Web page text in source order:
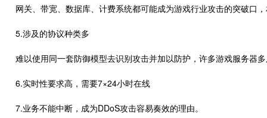
网关、带宽、数据库、计费系统都可能成为游戏行业攻击的突破口
5.涉及的协议种类多
难以使用同一套防御模型去识别攻击并加以防护，许多游戏服务器
6.实时性要求高，需要7×24小时在线
7.业务不能中断，成为DDoS攻击容易奏效的理由。